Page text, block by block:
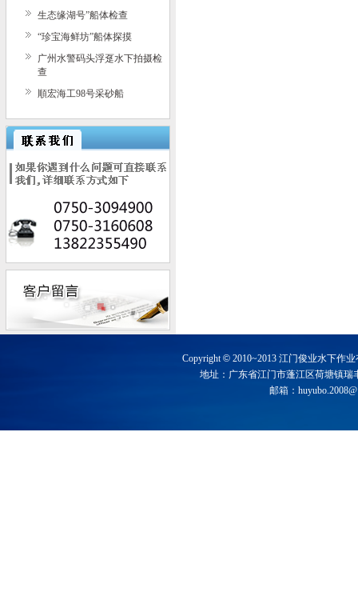
生态缘湖号”船体检查
“珍宝海鲜坊”船体探摸
广州水警码头浮趸水下拍摄检
查
順宏海工98号采砂船
Copyright© 2010~2013 江门俊业水下作
地址：广东省江门市蓬江区荷塘镇瑞
邮箱：